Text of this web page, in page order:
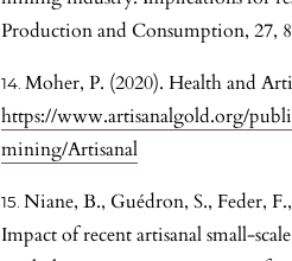
Production and Consumption, 27,
Moher, P. (2020). Health and
https://www.artisanalgold.org/
mining/Artisanal
Niane, B., Guédron, S., Feder,
Impact of recent artisanal small-